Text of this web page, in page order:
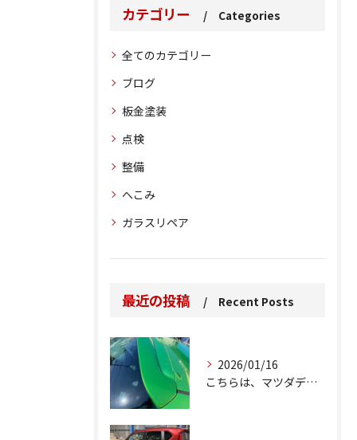
カテゴリー Categories
全てのカテゴリー
ブログ
板金塗装
点検
整備
へこみ
ガラスリペア
最近の投稿 Recent Posts
2026/01/16
こちらは、マツダデミオのゲートのルーフスポイラーで、経年劣化...